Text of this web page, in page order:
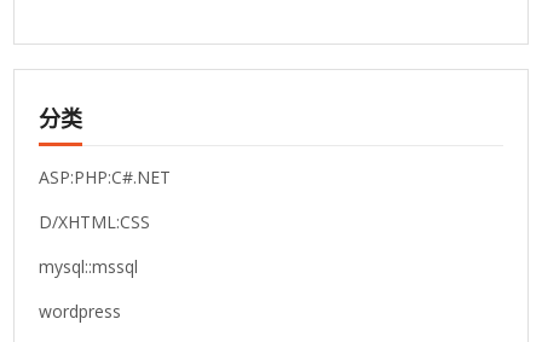
分类
ASP:PHP:C#.NET
D/XHTML:CSS
mysql::mssql
wordpress